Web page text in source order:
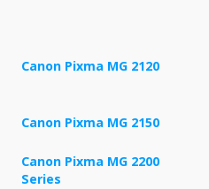
Canon Pixma MG 2120
Canon Pixma MG 2150
Canon Pixma MG 2200
Series